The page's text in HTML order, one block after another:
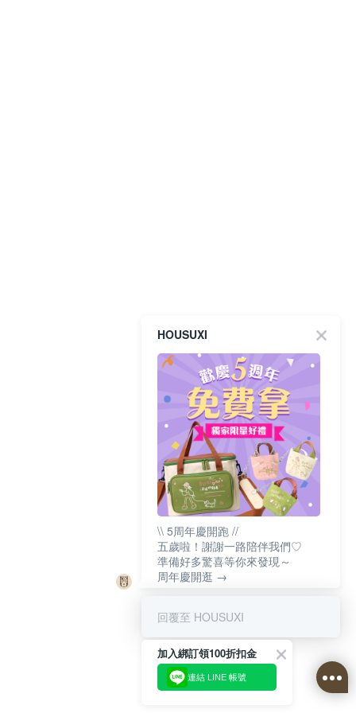
HOUSUXI
\\ 5周年慶開跑 //
五歲啦！謝謝一路陪伴我們♡
準備好多驚喜等你來發現～
周年慶開逛 →
回覆至 HOUSUXI
加入綁訂領100折扣金
連結 LINE 帳號